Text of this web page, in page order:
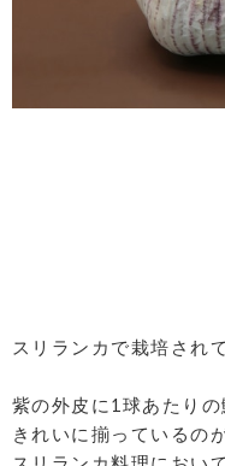
スリランカで栽培され
紫の外皮に1球あたり
きれいに揃っているの